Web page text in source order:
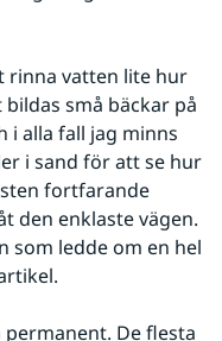
rinna vatten lite hur
små bäckar på
i alla fall jag minns
i sand för att se hur
fortfarande
den enklaste vägen.
som ledde om en hel
De flesta